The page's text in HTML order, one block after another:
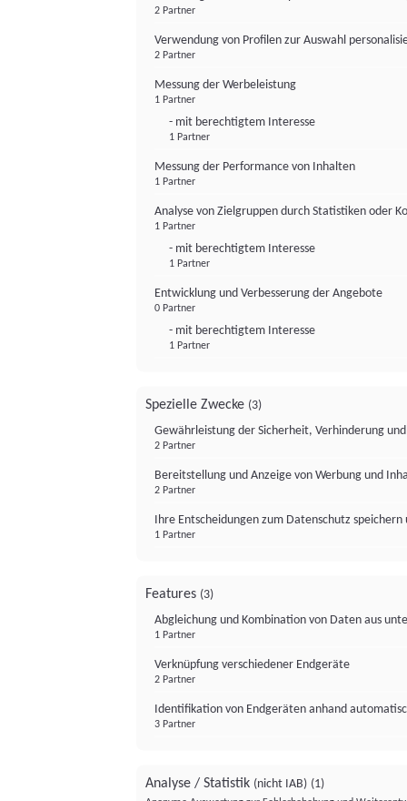
2 Partner
Verwendung von Profilen zur Auswahl
2 Partner
Messung der Werbeleistung
1 Partner
- mit berechtigtem Interesse
1 Partner
Messung der Performance von Inhalten
1 Partner
Analyse von Zielgruppen durch Statistiken oder
1 Partner
- mit berechtigtem Interesse
1 Partner
Entwicklung und Verbesserung der Angebote
0 Partner
- mit berechtigtem Interesse
1 Partner
Spezielle Zwecke (3)
Gewährleistung der Sicherheit, Verhinderung
2 Partner
Bereitstellung und Anzeige von Werbung und
2 Partner
Ihre Entscheidungen zum Datenschutz
1 Partner
Features (3)
Abgleichung und Kombination von Daten aus
1 Partner
Verknüpfung verschiedener Endgeräte
2 Partner
Identifikation von Endgeräten anhand
3 Partner
Analyse / Statistik (nicht IAB) (1)